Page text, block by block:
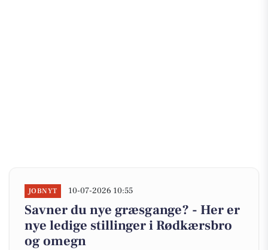
JOBNYT 10-07-2026 10:55
Savner du nye græsgange? - Her er
nye ledige stillinger i Rødkærsbro
og omegn